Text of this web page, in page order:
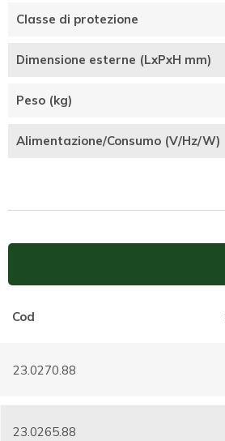
Classe di protezione
Dimensione esterne (LxPxH mm)
Peso (kg)
Alimentazione/Consumo (V/Hz/W)
Cod
23.0270.88
23.0265.88